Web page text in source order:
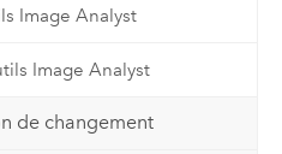
Image Analyst
Image Analyst
de changement